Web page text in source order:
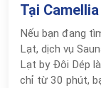
Tại
Nếu bạn đang
Lạt, dịch vụ
Lạt by Đôi Dép
chỉ từ 30 phút,